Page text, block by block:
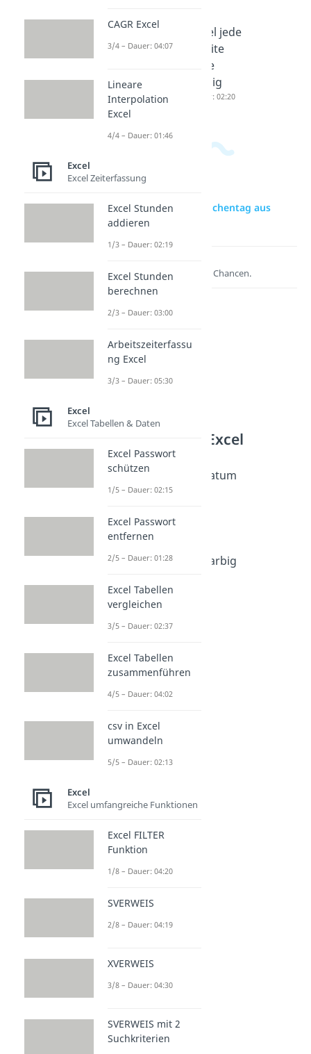
Excel
Shortcuts
Excel
Zeilen
Excel jede
zweite
Zeile
farbig
Dauer: 02:20
zur Videoseite: Excel Wochentag aus
Datum
Entdecke hier deine Chancen.
Weitere Inhalte: Excel
Excel - nützliche Tricks
Excel Wochentag aus Datum
Dauer: 02:08
Dauer: 03:59
Excel Zeilen fixieren
Excel jede zweite Zeile farbig
CAGR Excel
3/4 – Dauer: 04:07
Lineare
Interpolation
Excel
4/4 – Dauer: 01:46
Excel
Excel Zeiterfassung
Excel Stunden
addieren
1/3 – Dauer: 02:19
Excel Stunden
berechnen
2/3 – Dauer: 03:00
Arbeitszeiterfassu
ng Excel
3/3 – Dauer: 05:30
Excel
Excel Tabellen & Daten
Excel Passwort
schützen
1/5 – Dauer: 02:15
Excel Passwort
entfernen
2/5 – Dauer: 01:28
Excel Tabellen
vergleichen
3/5 – Dauer: 02:37
Excel Tabellen
zusammenführen
4/5 – Dauer: 04:02
csv in Excel
umwandeln
5/5 – Dauer: 02:13
Excel
Excel umfangreiche Funktionen
Excel FILTER
Funktion
1/8 – Dauer: 04:20
SVERWEIS
2/8 – Dauer: 04:19
XVERWEIS
3/8 – Dauer: 04:30
SVERWEIS mit 2
Suchkriterien